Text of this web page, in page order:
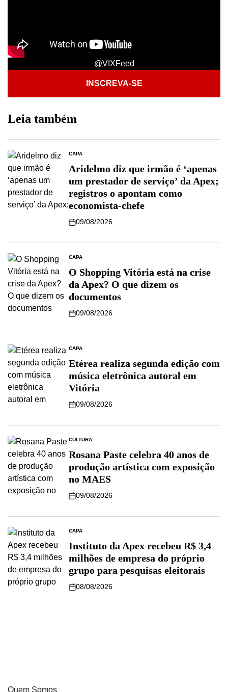
@VIXFeed
INSCREVA-SE
Leia também
CAPA
Aridelmo diz que irmão é ‘apenas
um prestador de serviço’ da Apex;
registros o apontam como
economista-chefe
09/08/2026
CAPA
O Shopping Vitória está na crise
da Apex? O que dizem os
documentos
09/08/2026
CAPA
Etérea realiza segunda edição com
música eletrônica autoral em
Vitória
09/08/2026
CULTURA
Rosana Paste celebra 40 anos de
produção artística com exposição
no MAES
09/08/2026
CAPA
Instituto da Apex recebeu R$ 3,4
milhões de empresa do próprio
grupo para pesquisas eleitorais
08/08/2026
Quem Somos